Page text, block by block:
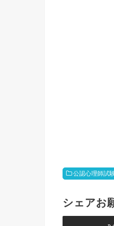
公認心理師試
シェアお